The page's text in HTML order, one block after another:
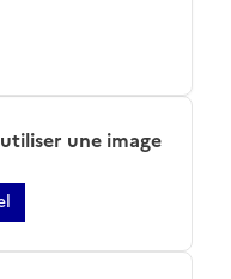
une image